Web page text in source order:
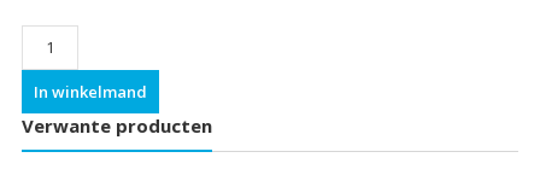
Aantal
In winkelmand
Verwante producten